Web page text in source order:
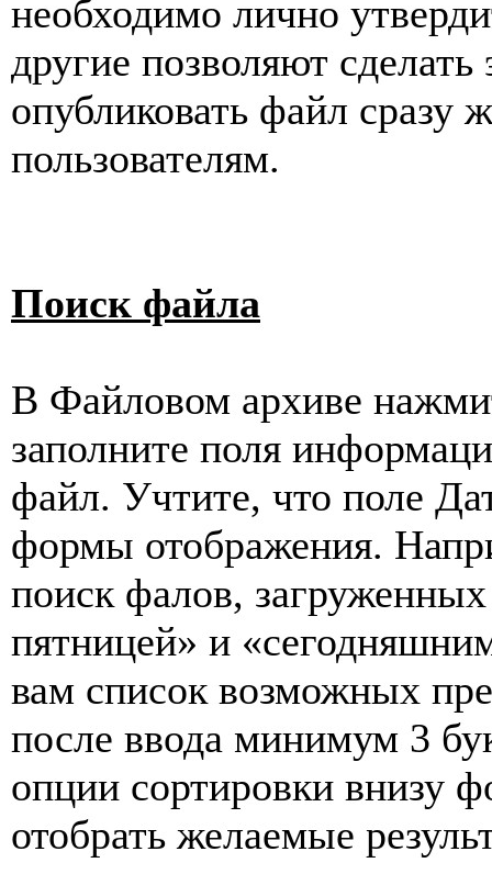
необходимо лично
другие позволяют
опубликовать файл сразу
пользователям.
Поиск файла
В Файловом архиве
заполните поля
файл. Учтите, что поле
формы отображения.
поиск фалов,
пятницей» и
вам список возможных
после ввода минимум 3
опции сортировки внизу
отобрать желаемые